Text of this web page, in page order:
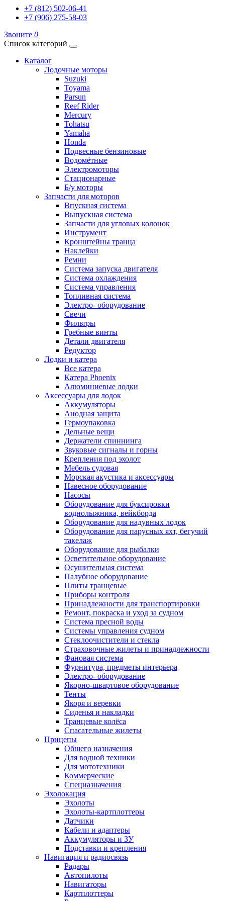
+7 (812) 502-06-41
+7 (906) 275-58-03
Звоните 0
Список категорий
Каталог
Лодочные моторы
Suzuki
Toyama
Parsun
Reef Rider
Mercury
Tohatsu
Yamaha
Honda
Подвесные бензиновые
Водомётные
Электромоторы
Стационарные
Б/у моторы
Запчасти для моторов
Впускная система
Выпускная система
Запчасти для угловых колонок
Инструмент
Кронштейны транца
Наклейки
Ремни
Система запуска двигателя
Система охлаждения
Система управления
Топливная система
Электро- оборудование
Свечи
Фильтры
Гребные винты
Детали двигателя
Редуктор
Лодки и катера
Все катера
Катера Phoenix
Алюминиевые лодки
Аксессуары для лодок
Аккумуляторы
Анодная защита
Гермоупаковка
Дельные вещи
Держатели спиннинга
Звуковые сигналы и горны
Крепления под эхолот
Мебель судовая
Морская акустика и аксессуары
Навесное оборудование
Насосы
Оборудование для буксировки
воднолыжника, вейкборда
Оборудование для надувных лодок
Оборудование для парусных яхт, бегучий
такелаж
Оборудование для рыбалки
Осветительное оборудование
Осушительная система
Палубное оборудование
Плиты транцевые
Приборы контроля
Принадлежности для транспортировки
Ремонт, покраска и уход за судном
Система пресной воды
Системы управления судном
Стеклоочистители и стекла
Страховочные жилеты и принадлежности
Фановая система
Фурнитура, предметы интерьера
Электро- оборудование
Якорно-швартовое оборудование
Тенты
Якоря и веревки
Сиденья и накладки
Транцевые колёса
Спасательные жилеты
Прицепы
Общего назначения
Для водной техники
Для мототехники
Коммерческие
Спецназначения
Эхолокация
Эхолоты
Эхолоты-картплоттеры
Датчики
Кабели и адаптеры
Аккумуляторы и ЗУ
Подставки и крепления
Навигация и радиосвязь
Радары
Автопилоты
Навигаторы
Картплоттеры